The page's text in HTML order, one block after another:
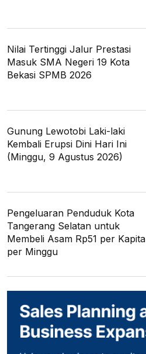
Nilai Tertinggi Jalur Prestasi
Masuk SMA Negeri 19 Kota
Bekasi SPMB 2026
Gunung Lewotobi Laki-laki
Kembali Erupsi Dini Hari Ini
(Minggu, 9 Agustus 2026)
Pengeluaran Penduduk Kota
Tangerang Selatan untuk
Membeli Asam Rp51 per Kapita
per Minggu